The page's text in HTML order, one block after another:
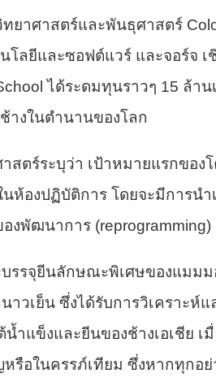
ยาศาสตร์และพันธุศาสตร์
โลยีและซอฟต์แวร์ และจอร์จ
ได้ระดมทุนราวๆ 15 ล้า
างในตำนานของโลก
สตร์ระบุว่า เป้าหมายแรกขอ
ห้องปฏิบัติการ โดยจะมีการน
งพัฒนาการ
รรจุยีนลักษณะพิเศษของแมม
าวเย็น ซึ่งได้รับการวิเคราะ
น้ำแข็งและยีนของช้างเอเชีย เ
รือในครรภ์เทียม ซึ่งหากทุกอ